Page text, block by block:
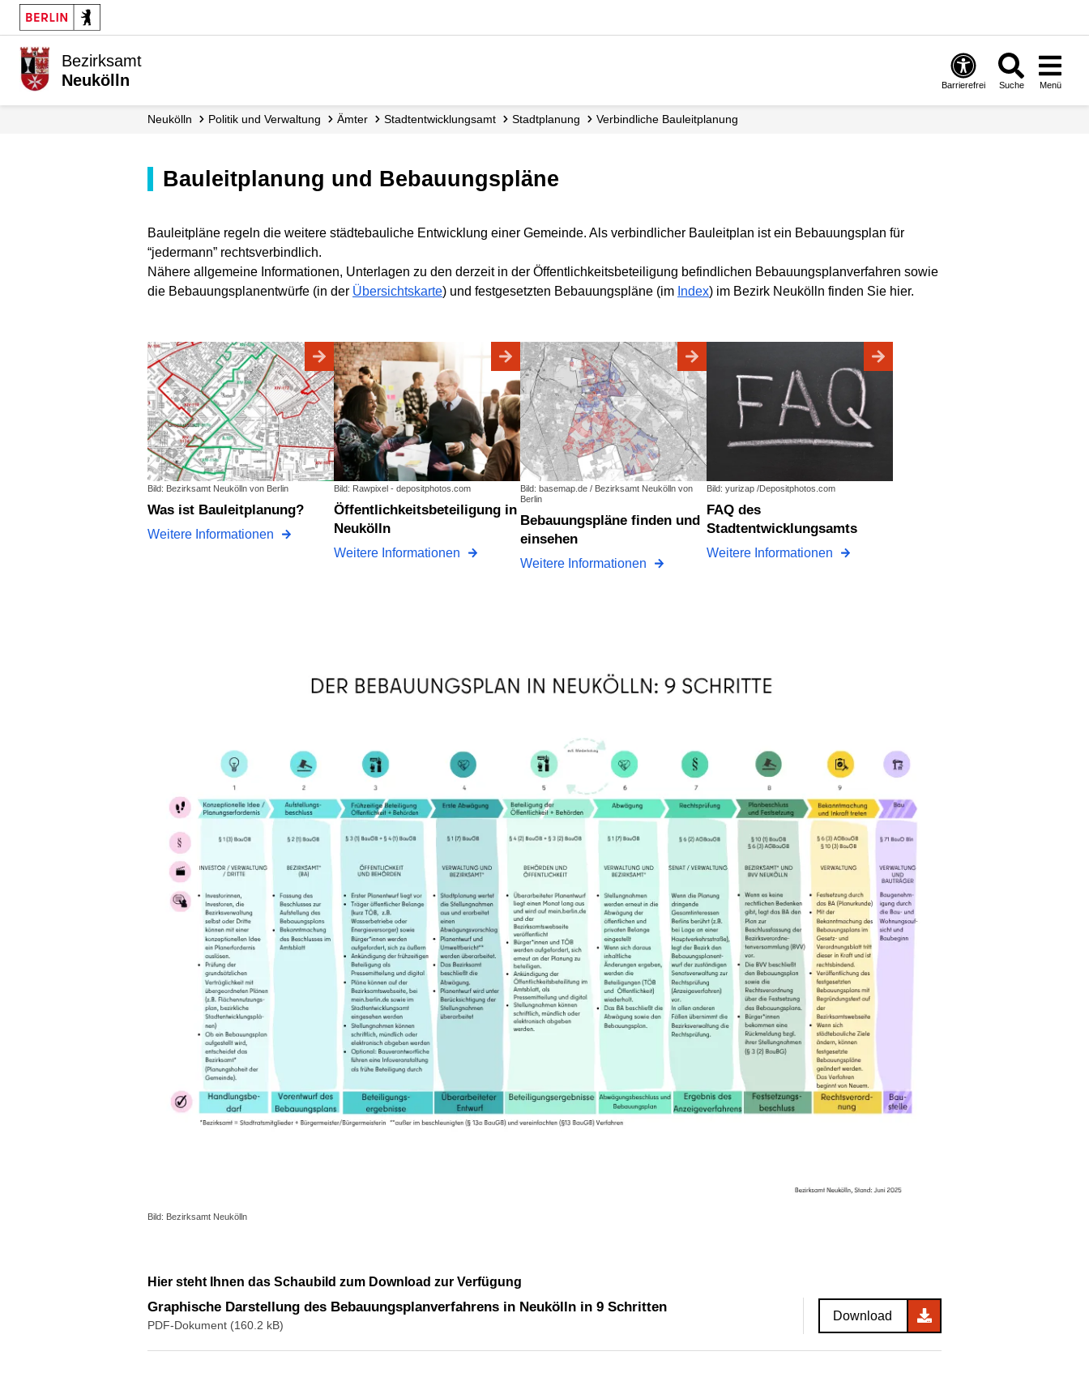
Bezirksamt
Neukölln
Barrierefrei Suche Menü
Neukölln Politik und Verwaltung Ämter Stadt­entwicklungs­amt Stadtplanung verbindliche Bauleitplanung
Bauleitplanung und Bebauungspläne
Bauleitpläne regeln die weitere städtebauliche Entwicklung einer Gemeinde. Als verbindlicher Bauleitplan ist ein Bebauungsplan für
“jedermann” rechtsverbindlich.
Nähere allgemeine Informationen, Unterlagen zu den derzeit in der Öffentlichkeitsbeteiligung befindlichen Bebauungsplanverfahren sowie
die Bebauungsplanentwürfe (in der Übersichtskarte) und festgesetzten Bebauungspläne (im Index) im Bezirk Neukölln finden Sie hier.
Bild: Bezirksamt Neukölln von Berlin
Was ist Bauleitplanung?
Weitere Informationen
Bild: Rawpixel - depositphotos.com
Öffentlichkeitsbeteiligung in
Neukölln
Weitere Informationen
Bild: basemap.de / Bezirksamt Neukölln von
Berlin
Bebauungspläne finden und
einsehen
Weitere Informationen
Bild: yurizap /Depositphotos.com
FAQ des
Stadtentwicklungsamts
Weitere Informationen
Bild: Bezirksamt Neukölln
Hier steht Ihnen das Schaubild zum Download zur Verfügung
Graphische Darstellung des Bebauungsplanverfahrens in Neukölln in 9 Schritten
PDF-Dokument (160.2 kB)
Download